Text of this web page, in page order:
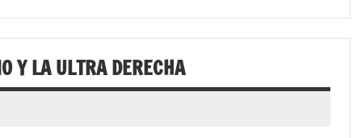
Y LA ULTRA DERECHA